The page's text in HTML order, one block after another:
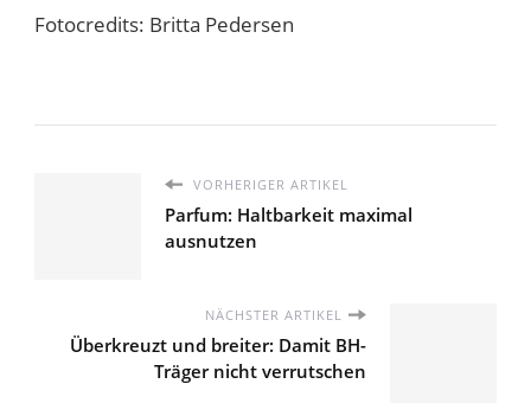
Fotocredits: Britta Pedersen
VORHERIGER ARTIKEL
Parfum: Haltbarkeit maximal
ausnutzen
NÄCHSTER ARTIKEL
Überkreuzt und breiter: Damit BH-
Träger nicht verrutschen